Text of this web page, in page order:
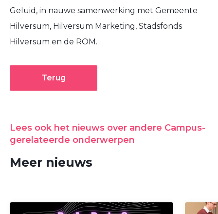
Geluid, in nauwe samenwerking met Gemeente
Hilversum, Hilversum Marketing, Stadsfonds
Hilversum en de ROM.
Terug
Lees ook het nieuws over andere Campus-
gerelateerde onderwerpen
Meer nieuws